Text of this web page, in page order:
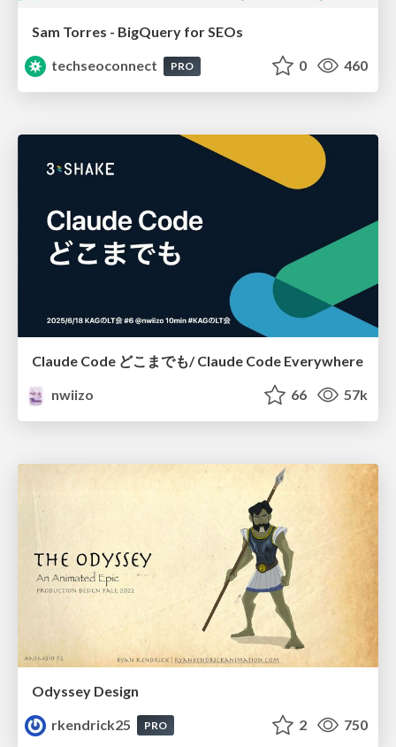
Sam Torres - BigQuery for SEOs
techseoconnect
PRO 0 460
Claude Code どこまでも/ Claude Code Everywhere
nwiizo
66 57k
Odyssey Design
rkendrick25
PRO 2 750